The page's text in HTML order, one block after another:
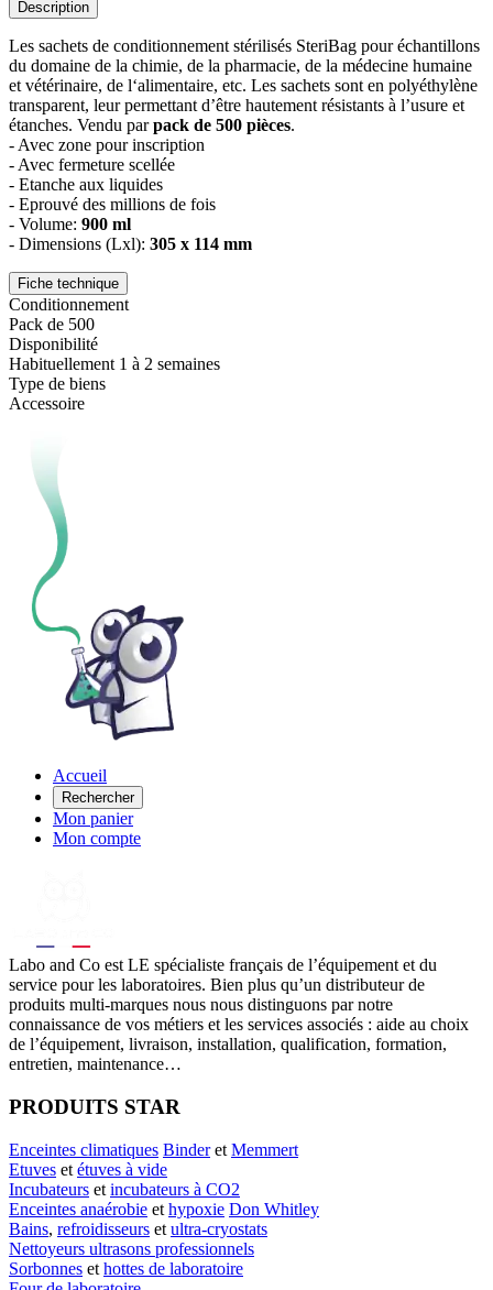
Description
Les sachets de conditionnement stérilisés SteriBag pour échantillons
du domaine de la chimie, de la pharmacie, de la médecine humaine
et vétérinaire, de l‘alimentaire, etc. Les sachets sont en polyéthylène
transparent, leur permettant d’être hautement résistants à l’usure et
étanches. Vendu parpack de 500 pièces.
- Avec zone pour inscription
- Avec fermeture scellée
- Etanche aux liquides
- Eprouvé des millions de fois
- Volume: 900 ml
- Dimensions (Lxl): 305 x 114 mm
Fiche technique
Conditionnement
Pack de 500
Disponibilité
Habituellement 1 à 2 semaines
Type de biens
Accessoire
Accueil
Rechercher
Mon panier
Mon compte
Labo and Co est LE spécialiste français de l’équipement et du
service pour les laboratoires. Bien plus qu’un distributeur de
produits multi-marques nous nous distinguons par notre
connaissance de vos métiers et les services associés : aide au choix
de l’équipement, livraison, installation, qualification, formation,
entretien, maintenance…
PRODUITS STAR
Enceintes climatiques Binderet Memmert
Etuves et étuves à vide
Incubateurs et incubateurs à CO2
Enceintes anaérobie et hypoxie Don Whitley
Bains, refroidisseurs et ultra-cryostats
Nettoyeurs ultrasons professionnels
Sorbonnes et hottes de laboratoire